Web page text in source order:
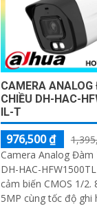
CAMERA
CHIỀU DH-HAC-
IL-T
976,500 ₫
Camera Analog Đàm
DH-HAC-
cảm biến CMOS 1/2.
5MP cùng tốc độ ghi